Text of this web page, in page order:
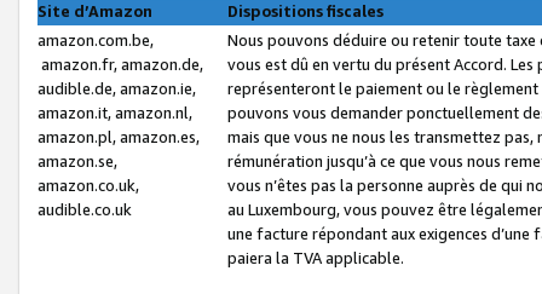
Site d’Amazon
Dispositions fiscales
amazon.com.be,
amazon.fr, amazon.de,
audible.de, amazon.ie,
amazon.it, amazon.nl,
amazon.pl, amazon.es,
amazon.se,
amazon.co.uk,
audible.co.uk
Nous pouvons déduire ou retenir toute
vous est dû en vertu du présent Accord.
représenteront le paiement ou le
pouvons vous demander ponctuellement
mais que vous ne nous les transmettez
rémunération jusqu’à ce que vous nous
vous n’êtes pas la personne auprès de qui
au Luxembourg, vous pouvez être
une facture répondant aux exigences
paiera la TVA applicable.